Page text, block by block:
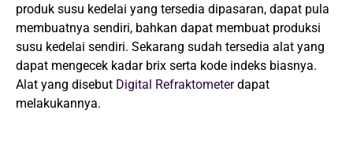
produk susu kedelai yang tersedia dipasaran, dapat pula
membuatnya sendiri, bahkan dapat membuat produksi
susu kedelai sendiri. Sekarang sudah tersedia alat yang
dapat mengecek kadar brix serta kode indeks biasnya.
Alat yang disebut Digital Refraktometerdapat
melakukannya.